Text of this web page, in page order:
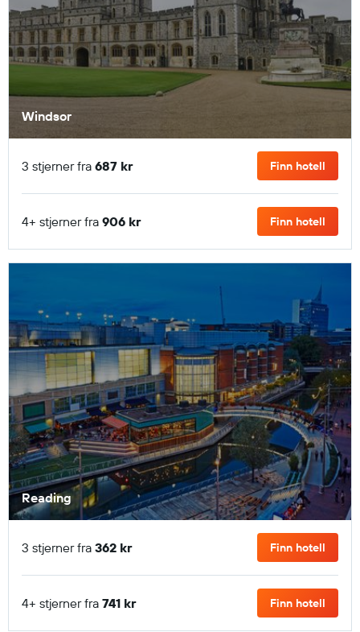
Windsor
3 stjerner fra 687 kr Finn hotell
4+ stjerner fra 906 kr Finn hotell
Reading
3 stjerner fra 362 kr Finn hotell
4+ stjerner fra 741 kr Finn hotell